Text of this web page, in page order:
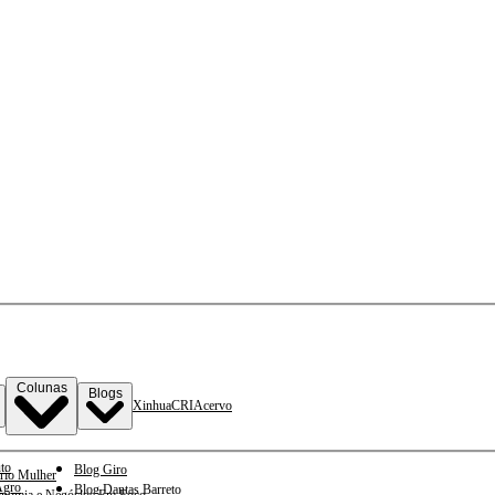
Colunas
Mulher
Blogs
Blog Giro
Blog Dantas Barreto
XinhuaCRIAcervo